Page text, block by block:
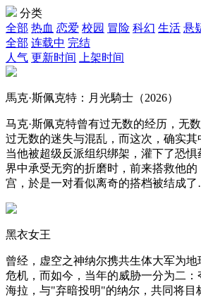
分类
全部 热血 恋爱 校园 冒险 科幻 生活 悬
全部 连载中 完结
人气 更新时间 上架时间
馬克·斯佩克特：月光騎士（2026）
马克·斯佩克特曾有过无数的经历，无
过无数的迷失与混乱，而这次，确实其
当他被超级反派组织绑架，灌下了恐
界中承受无穷的折磨时，前来搭救他
宫，於是一对看似离奇的搭档被结成
黑衣女王
曾经，虚空之神纳尔携共生体大军为
危机，而如今，当年的威胁一分为二
海拉，与"弃暗投明"的纳尔，共同将目